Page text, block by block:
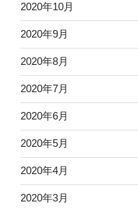
2020年10月
2020年9月
2020年8月
2020年7月
2020年6月
2020年5月
2020年4月
2020年3月